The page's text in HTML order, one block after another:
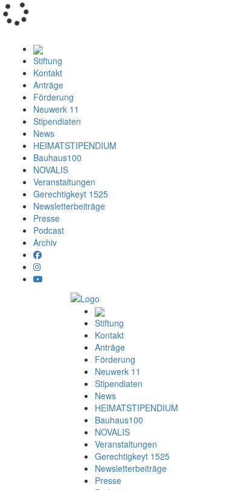
Stiftung
Kontakt
Anträge
Förderung
Neuwerk 11
Stipendiaten
News
HEIMATSTIPENDIUM
Bauhaus100
NOVALIS
Veranstaltungen
Gerechtigkeyt 1525
Newsletterbeiträge
Presse
Podcast
Archiv
Stiftung
Kontakt
Anträge
Förderung
Neuwerk 11
Stipendiaten
News
HEIMATSTIPENDIUM
Bauhaus100
NOVALIS
Veranstaltungen
Gerechtigkeyt 1525
Newsletterbeiträge
Presse